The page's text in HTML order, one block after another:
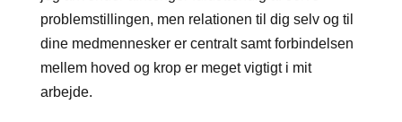
problemstillingen, men relationen til dig selv og til
dine medmennesker er centralt samt forbindelsen
mellem hoved og krop er meget vigtigt i mit
arbejde.